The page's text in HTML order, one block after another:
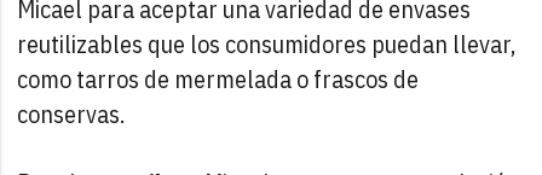
Micael para aceptar una variedad de envases
reutilizables que los consumidores puedan llevar,
como tarros de mermelada o frascos de
conservas.